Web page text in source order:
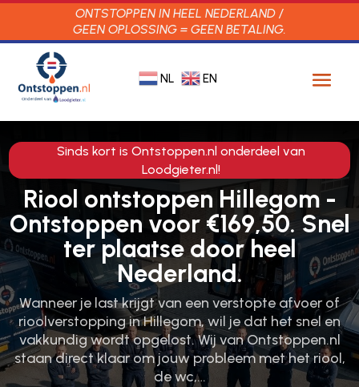
ONTSTOPPEN IN HEEL NEDERLAND /
GEEN OPLOSSING = GEEN BETALING.
NL EN
Sinds kort is Ontstoppen.nl onderdeel van
Loodgieter.nl!
Riool ontstoppen Hillegom -
Ontstoppen voor €169,50. Snel
ter plaatse door heel
Nederland.
Wanneer je last krijgt van een verstopte afvoer of
rioolverstopping in Hillegom, wil je dat het snel en
vakkundig wordt opgelost.​ Wij van Ontstoppen.​nl
staan direct klaar om jouw probleem met het riool,
de wc,…